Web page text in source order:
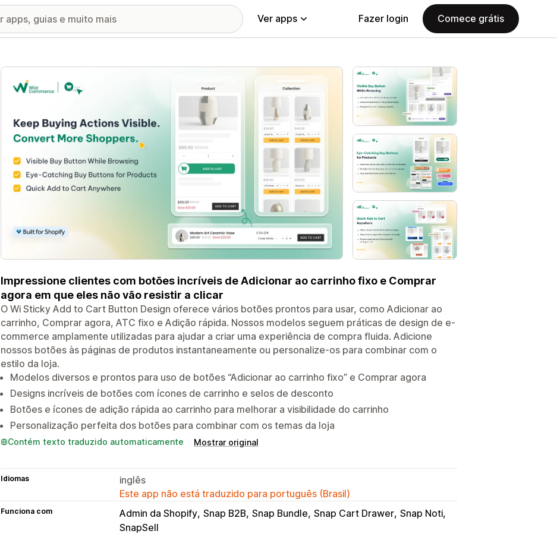
Ver apps Fazer login Comece grátis
Galeria de imagens em destaque
Impressione clientes com botões incríveis de Adicionar ao carrinho fixo e Comprar
agora em que eles não vão resistir a clicar
O Wi Sticky Add to Cart Button Design oferece vários botões prontos para usar, como Adicionar ao
carrinho, Comprar agora, ATC fixo e Adição rápida. Nossos modelos seguem práticas de design de e-
commerce amplamente utilizadas para ajudar a criar uma experiência de compra fluida. Adicione
nossos botões às páginas de produtos instantaneamente ou personalize-os para combinar com o
estilo da loja.
Modelos diversos e prontos para uso de botões “Adicionar ao carrinho fixo” e Comprar agora
Designs incríveis de botões com ícones de carrinho e selos de desconto
Botões e ícones de adição rápida ao carrinho para melhorar a visibilidade do carrinho
Personalização perfeita dos botões para combinar com os temas da loja
Contém texto traduzido automaticamente Mostrar original
Idiomas
inglês
Este app não está traduzido para português (Brasil)
Funciona com Admin da Shopify Snap B2B Snap Bundle Snap Cart Drawer Snap Noti
SnapSell